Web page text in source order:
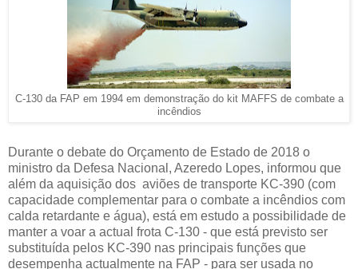
C-130 da FAP em 1994 em demonstração do kit MAFFS de combate a
incêndios
Durante o debate do Orçamento de Estado de 2018 o
ministro da Defesa Nacional, Azeredo Lopes, informou que
além da aquisição dos aviões de transporte KC-390 (com
capacidade complementar para o combate a incêndios com
calda retardante e água), está em estudo a possibilidade de
manter a voar a actual frota C-130 - que está previsto ser
substituída pelos KC-390 nas principais funções que
desempenha actualmente na FAP - para ser usada no